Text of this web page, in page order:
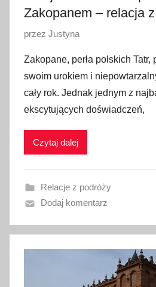
4
Zakopanem – relacja
O
u
b
l
i
w
n
o
m
a
przez Justyna
Zakopane, perła polskich Tatr,
swoim urokiem i
cały rok. Jednak jednym z
ekscytujących doświadczeń,
Czytaj dalej
Relacje z podróży
Dodaj komentarz